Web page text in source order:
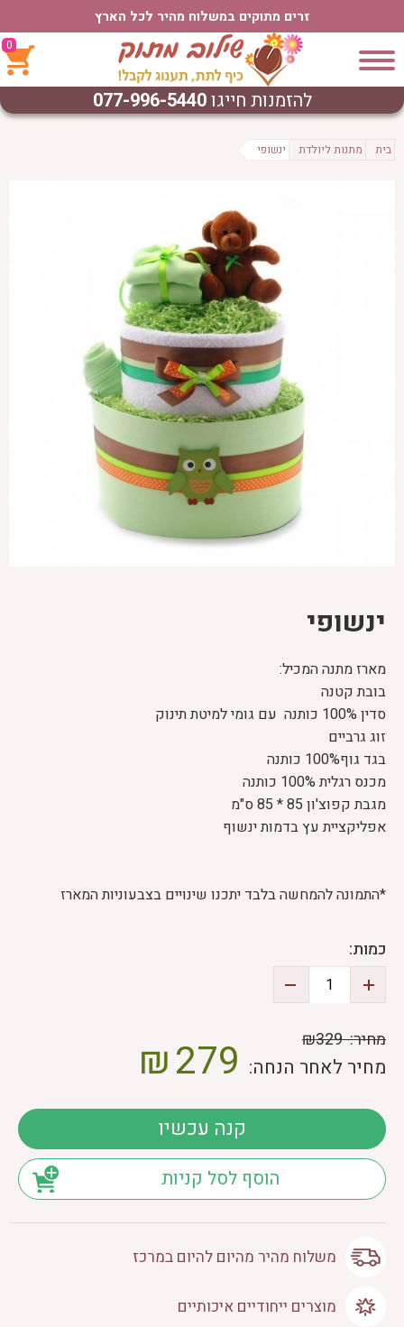
זרים מתוקים במשלוח מהיר לכל הארץ
0
להזמנות חייגו077-996-5440
בית מתנות ליולדת ינשופי
ינשופי
מארז מתנה המכיל:
בובת קטנה
סדין 100% כותנה עם גומי למיטת תינוק
זוג גרביים
בגד גוף100% כותנה
מכנס רגלית 100% כותנה
מגבת קפוצ'ון 85 * 85 ס"מ
אפליקציית עץ בדמות ינשוף
*התמונה להמחשה בלבד יתכנו שינויים בצבעוניות המארז
כמות:
מחיר:₪329
מחיר לאחר הנחה: 279
₪
קנה עכשיו
הוסף לסל קניות
משלוח מהיר מהיום להיום במרכז
מוצרים ייחודיים איכותיים